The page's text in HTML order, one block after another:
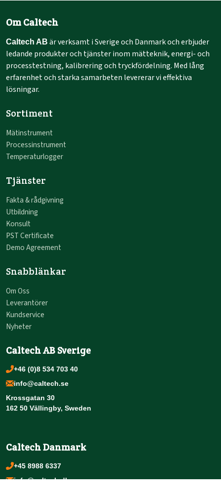
Om Caltech
Caltech AB är verksamt i Sverige och Danmark och erbjuder
ledande produkter och tjänster inom mätteknik, energi- och
processtestning, kalibrering och tryckfördelning. Med lång
erfarenhet och starka samarbeten levererar vi effektiva
lösningar.
Sortiment
Mätinstrument
Processinstrument
Temperaturlogger
Tjänster
Fakta & rådgivning
Utbildning
Konsult
PST Certificate
Demo Agreement
Snabblänkar
Om Oss
Leverantörer
Kundservice
Nyheter
Caltech AB Sverige
+46 (0)8 534 703 40
info@caltech.se
Krossgatan 30
162 50 Vällingby, Sweden
Caltech Danmark
+45 8988 6337
info@caltech.dk